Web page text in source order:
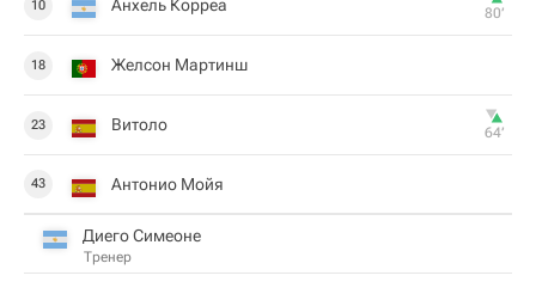
10 Анхель Корреа 80‎’‎
18 Желсон Мартинш
23 Витоло 64‎’‎
43 Антонио Мойя
Диего Симеоне
Тренер